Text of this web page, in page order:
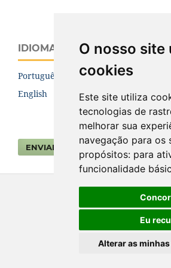
O nosso site
cookies
Este site utiliza
tecnologias de
melhorar sua
navegação para os
propósitos: para
funcionalidade
Eu
Alterar as
IDIOMA
Português (Brasil)
English
ENVIAR SUBMISSÃO